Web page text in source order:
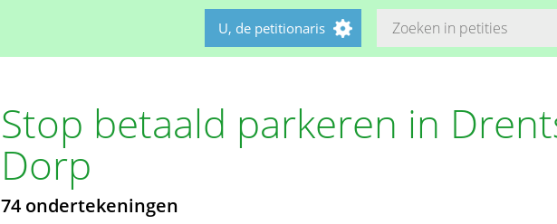
U, de petitionaris
Stop betaald parkeren in
Dorp
74 ondertekeningen